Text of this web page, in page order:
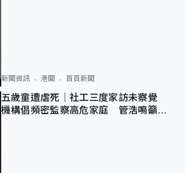
新聞資訊 港聞 首頁新聞
五歲童遭虐死｜社工三度家訪未察覺
機構倡頻密監察高危家庭 管浩鳴籲加